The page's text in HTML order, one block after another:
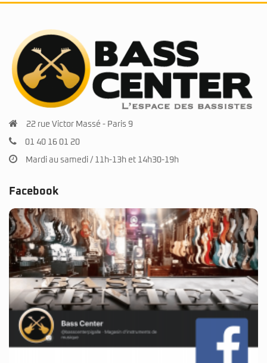
22 rue Victor Massé - Paris 9
01 40 16 01 20
Mardi au samedi / 11h-13h et 14h30-19h
Facebook